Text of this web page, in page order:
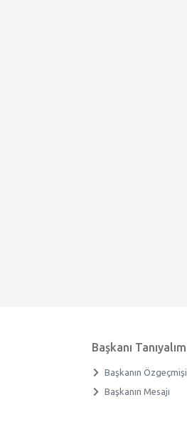
Başkanı Tanıyalım
Başkanın Özgeçmişi
Başkanın Mesajı